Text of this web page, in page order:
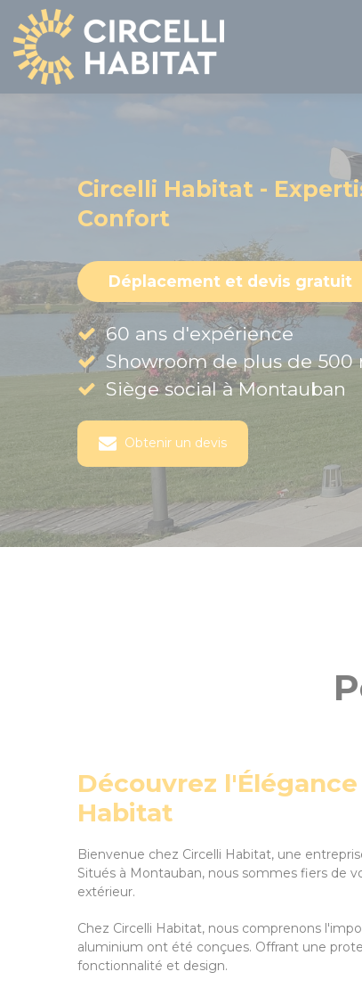
Circelli Habitat -
Confort
Déplacement et devis gratuit
60 ans d'expérience
Showroom de plus de 500
Siège social à Montauban
Obtenir un devis
Découvrez
Habitat
Bienvenue chez Circelli Habitat, une
Situés à Montauban, nous sommes fiers de
extérieur.
Chez Circelli Habitat, nous comprenons
aluminium ont été conçues. Offrant une
fonctionnalité et design.
Panneau de gestion des cookies